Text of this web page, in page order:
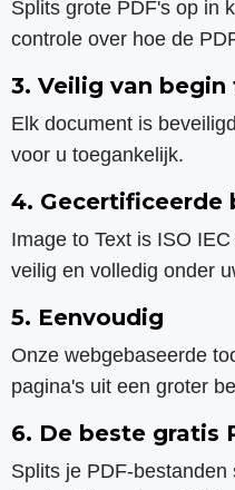
Splits grote PDF's op in
controle over hoe de
3. Veilig van
Elk document is
voor u toegankelijk.
4. Gecertificeerde
Image to Text is ISO
veilig en volledig onder
5. Eenvoudig
Onze webgebaseerde
pagina's uit een groter
6. De beste gratis
Splits je PDF-